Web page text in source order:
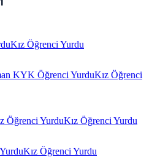
Kız Öğrenci Yurdu
KYK Öğrenci YurduKız Öğrenci
Öğrenci YurduKız Öğrenci Yurdu
Kız Öğrenci Yurdu